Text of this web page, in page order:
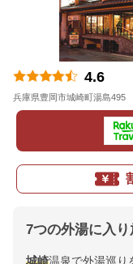
4.6
兵庫県豊岡市城崎町湯島495
7つの外湯に入り
城崎温泉で外湯巡り